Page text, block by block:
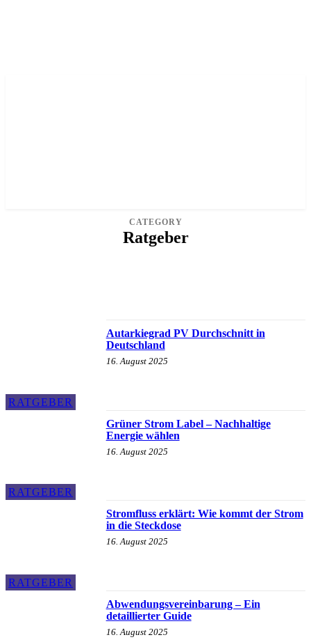
CATEGORY
Ratgeber
RATGEBER
Autarkiegrad PV Durchschnitt in
Deutschland
16. August 2025
RATGEBER
Grüner Strom Label – Nachhaltige
Energie wählen
16. August 2025
RATGEBER
Stromfluss erklärt: Wie kommt der Strom
in die Steckdose
16. August 2025
Abwendungsvereinbarung – Ein
detaillierter Guide
16. August 2025